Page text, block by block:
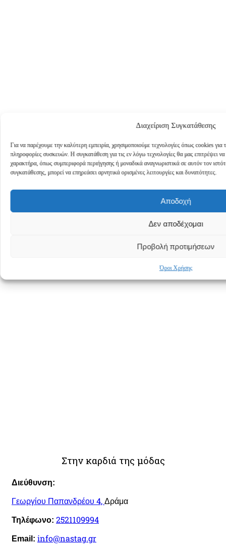
Διαχείριση Συγκατάθεσης
Για να παρέχουμε την καλύτερη εμπειρία, χρησιμοποιούμε τεχνολογίες όπως cookies
πληροφορίες συσκευών. Η συγκατάθεση για τις εν λόγω τεχνολογίες θα μας επιτρέψει
χαρακτήρα, όπως συμπεριφορά περιήγησης ή μοναδικά αναγνωριστικά σε αυτόν τον
συγκατάθεσης, μπορεί να επηρεάσει αρνητικά ορισμένες λειτουργίες και δυνατότητες.
Αποδοχή
Δεν αποδέχομαι
Προβολή προτιμήσεων
Όροι Χρήσης
Στην καρδιά της μόδας
Διεύθυνση:
Γεωργίου Παπανδρέου 4,Δράμα
Τηλέφωνο: 2521109994
Email: info@nastag.gr